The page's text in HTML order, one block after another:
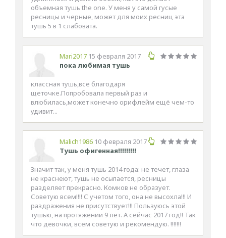
объемная тушь the one. У меня у самой гусые
ресницы и черные, может для моих ресниц эта
тушь 5 в 1 слабовата.
Mari2017 15 февраля 2017
пока любимая тушь
классная тушь,все благодаря
щеточке.Попробовала первый раз и
влюбилась,может конечно орифлейм ещё чем-то
удивит...
Malich1986 10 февраля 2017
Тушь офигенная!!!!!!!!!
Значит так, у меня тушь 2014 года: не течет, глаза
не краснеют, тушь не осыпается, ресницы
разделяет прекрасно. Комков не образует.
Советую всем!!!! С учетом того, она не высохла!!! И
раздражения не присутствует!!! Пользуюсь этой
тушью, на протяжении 9 лет. А сейчас 2017 год!! Так
что девочки, всем советую и рекомендую. !!!!!!!